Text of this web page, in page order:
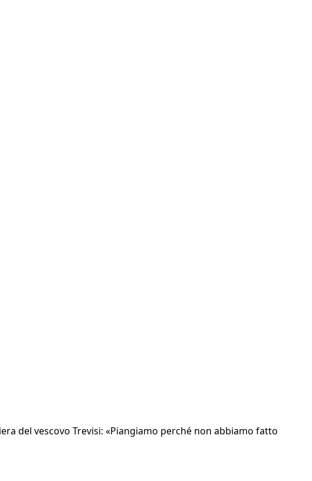
del vescovo Trevisi: «Piangiamo perché non abbiamo fatto